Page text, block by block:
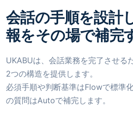
会話の手順を設計
報をその場で補完
UKABUは、会話業務を完了させる
2つの構造を提供します。
必須手順や判断基準はFlowで標準
の質問はAutoで補完します。